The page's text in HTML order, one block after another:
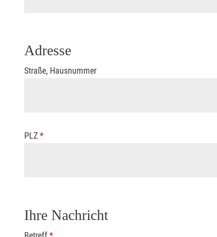
Adresse
Straße, Hausnummer
PLZ*
Ihre Nachricht